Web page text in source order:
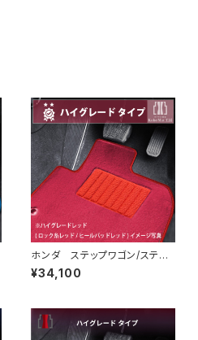
ホンダ ステップワゴン/ステッ
プワゴンスパーダ R4/5〜 R
P6/7/8 フロアマット一式 カ
¥34,100